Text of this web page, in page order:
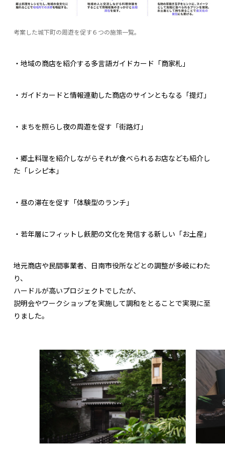
考案した城下町の周遊を促す６つの施策一覧。
・地域の商店を紹介する多言語ガイドカード「商家札」
・ガイドカードと情報連動した商店のサインともなる「提灯」
・まちを照らし夜の周遊を促す「街路灯」
・郷土料理を紹介しながらそれが食べられるお店なども紹介し
た「レシピ本」
・昼の滞在を促す「体験型のランチ」
・若年層にフィットし飫肥の文化を発信する新しい「お土産」
地元商店や民間事業者、日南市役所などとの調整が多岐にわた
り、
ハードルが高いプロジェクトでしたが、
説明会やワークショップを実施して調和をとることで実現に至
りました。